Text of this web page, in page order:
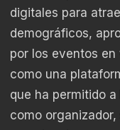
digitales para
demográficos,
por los eventos
como una
que ha permitido
como